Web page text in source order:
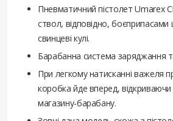
Пневматичний пістолет Umarex
ствол, відповідно, боєприпасами
свинцеві кулі.
Барабанна система заряджання
При легкому натисканні важеля
коробка йде вперед,
магазину-барабану.